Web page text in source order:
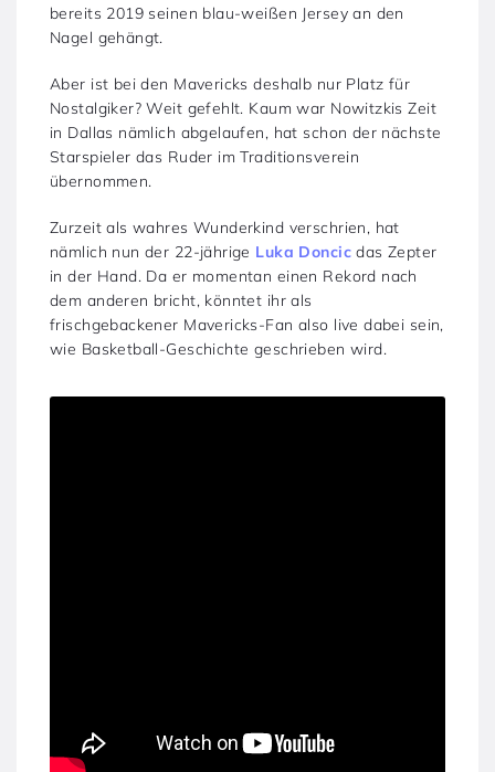
bereits 2019 seinen blau-weißen Jersey an den
Nagel gehängt.
Aber ist bei den Mavericks deshalb nur Platz für
Nostalgiker? Weit gefehlt. Kaum war Nowitzkis Zeit
in Dallas nämlich abgelaufen, hat schon der nächste
Starspieler das Ruder im Traditionsverein
übernommen.
Zurzeit als wahres Wunderkind verschrien, hat
nämlich nun der 22-jährige Luka Doncicdas Zepter
in der Hand. Da er momentan einen Rekord nach
dem anderen bricht, könntet ihr als
frischgebackener Mavericks-Fan also live dabei sein,
wie Basketball-Geschichte geschrieben wird.